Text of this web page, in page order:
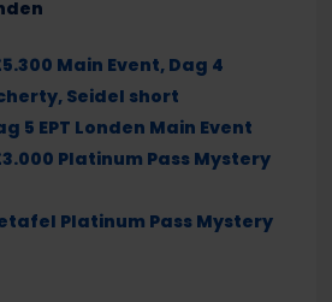
Main Event, Dag 4
Seidel short
5 EPT Londen Main Event
Platinum Pass Mystery
Platinum Pass Mystery